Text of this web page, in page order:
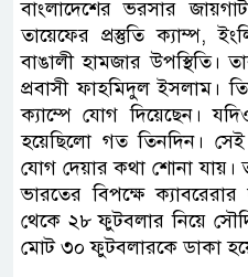
বাংলাদেশের ভরসার
তায়েফের প্রস্তুতি ক্যাম্প,
বাঙালী হামজার উপস্থিতি।
প্রবাসী ফাহমিদুল ইসলাম।
ক্যাম্পে যোগ দিয়েছেন।
হয়েছিলো গত তিনদিন।
যোগ দেয়ার কথা শোনা যায়।
ভারতের বিপক্ষে
থেকে ২৮ ফুটবলার নিয়ে
মোট ৩০ ফুটবলারকে ডাকা